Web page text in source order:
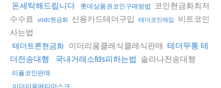
돈세탁해드립니다
롯데상품권코인구매방법
코인현금화최저
수수료
usdc현금화 신용카드테더구입 테더코인매입
비트코인
사는법
테더트론현금화 이더리움클레식클레식판매 테더무통 테
더전송대행
국내거래소fds피하는법 솔라나전송대행
리플코인판매
이더리움메타마스크